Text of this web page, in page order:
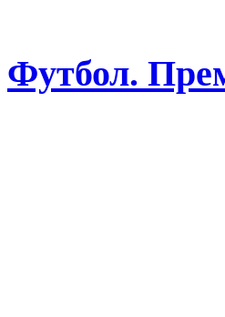
Футбол.